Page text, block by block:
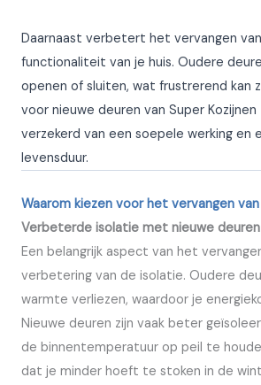
Daarnaast verbetert het vervangen
functionaliteit van je huis. Oudere
openen of sluiten, wat frustrerend kan
voor nieuwe deuren van Super Kozijnen
verzekerd van een soepele werking en
levensduur.
Waarom kiezen voor het vervangen
Verbeterde isolatie met nieuwe deuren
Een belangrijk aspect van het
verbetering van de isolatie. Oudere
warmte verliezen, waardoor je
Nieuwe deuren zijn vaak beter
de binnentemperatuur op peil te
dat je minder hoeft te stoken in de